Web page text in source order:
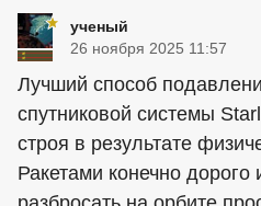
ученый
26 ноября 2025 11:57
Лучший способ
спутниковой системы
строя в результате
Ракетами конечно